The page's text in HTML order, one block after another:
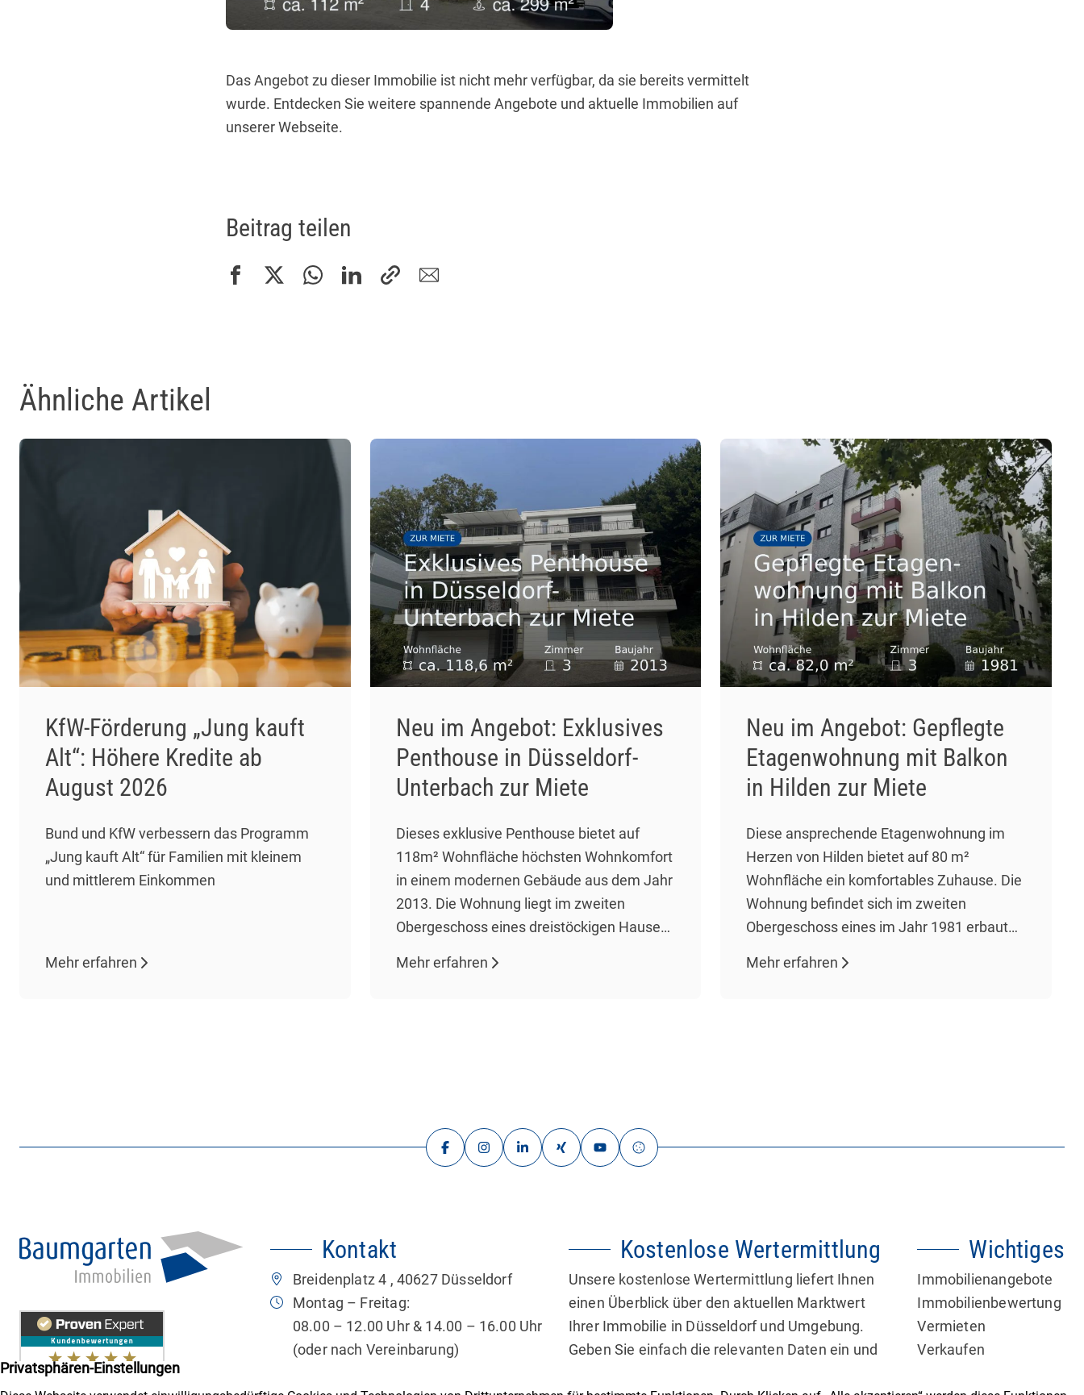
Das Angebot zu dieser Immobilie ist nicht mehr verfügbar, da sie bereits vermittelt
wurde. Entdecken Sie weitere spannende Angebote und aktuelle Immobilien auf
unserer Webseite.
Beitrag teilen
Ähnliche Artikel
KfW-Förderung „Jung kauft
Alt“: Höhere Kredite ab
August 2026
Bund und KfW verbessern das Programm
„Jung kauft Alt“ für Familien mit kleinem
und mittlerem Einkommen
Mehr erfahren
Neu im Angebot: Exklusives
Penthouse in Düsseldorf-
Unterbach zur Miete
Dieses exklusive Penthouse bietet auf
118m² Wohnfläche höchsten Wohnkomfort
in einem modernen Gebäude aus dem Jahr
2013. Die Wohnung liegt im zweiten
Obergeschoss eines dreistöckigen Hauses
Schlafzimmer und ein geräumiges
Mehr erfahren
Neu im Angebot: Gepflegte
Etagenwohnung mit Balkon
in Hilden zur Miete
Diese ansprechende Etagenwohnung im
Herzen von Hilden bietet auf 80 m²
Wohnfläche ein komfortables Zuhause. Die
Wohnung befindet sich im zweiten
Obergeschoss eines im Jahr 1981 erbauten
gepflegten Zustand aus. Mit drei Zimmern,
Mehr erfahren
Kontakt
Breidenplatz 4 , 40627 Düsseldorf
Montag – Freitag:
08.00 – 12.00 Uhr & 14.00 – 16.00 Uhr
(oder nach Vereinbarung)
Kostenlose Wertermittlung
Unsere kostenlose Wertermittlung liefert Ihnen
einen Überblick über den aktuellen Marktwert
Ihrer Immobilie in Düsseldorf und Umgebung.
Geben Sie einfach die relevanten Daten ein und
Wichtiges
Immobilienangebote
Immobilienbewertung
Vermieten
Verkaufen